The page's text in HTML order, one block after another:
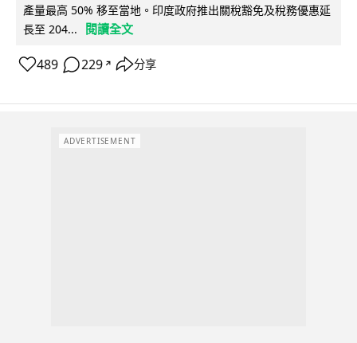
產量最高 50% 移至當地。印度政府推出關稅豁免及稅務優惠延
長至 204...
閱讀全文
489 229 ↗ 分享
ADVERTISEMENT